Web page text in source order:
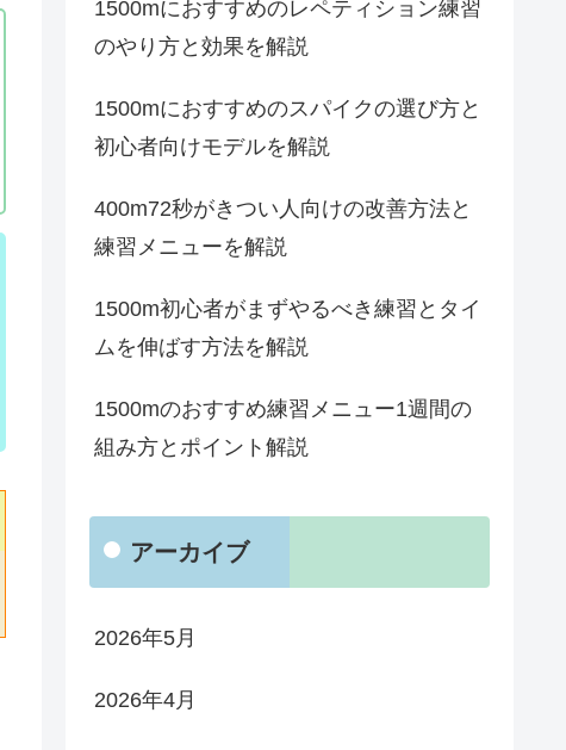
1500mにおすすめのレペティション練習
のやり方と効果を解説
1500mにおすすめのスパイクの選び方と
初心者向けモデルを解説
400m72秒がきつい人向けの改善方法と
練習メニューを解説
1500m初心者がまずやるべき練習とタイ
ムを伸ばす方法を解説
1500mのおすすめ練習メニュー1週間の
組み方とポイント解説
アーカイブ
2026年5月
2026年4月